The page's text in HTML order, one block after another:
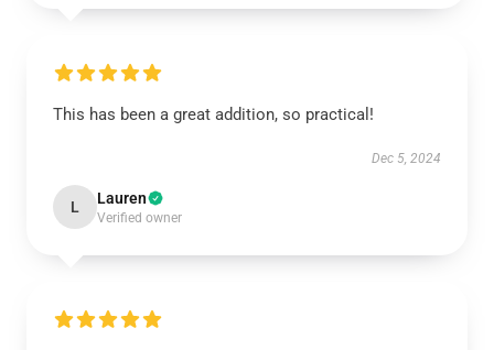
This has been a great addition, so practical!
Dec 5, 2024
L Lauren
Verified owner